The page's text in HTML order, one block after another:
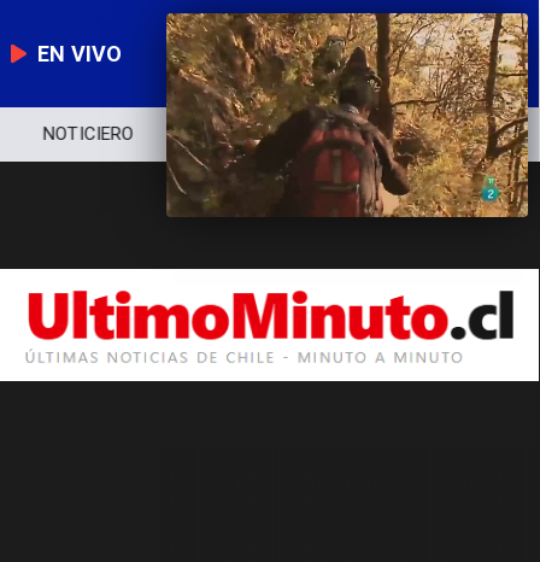
EN VIVO
NOTICIERO POLÍTICA ECONOMÍA